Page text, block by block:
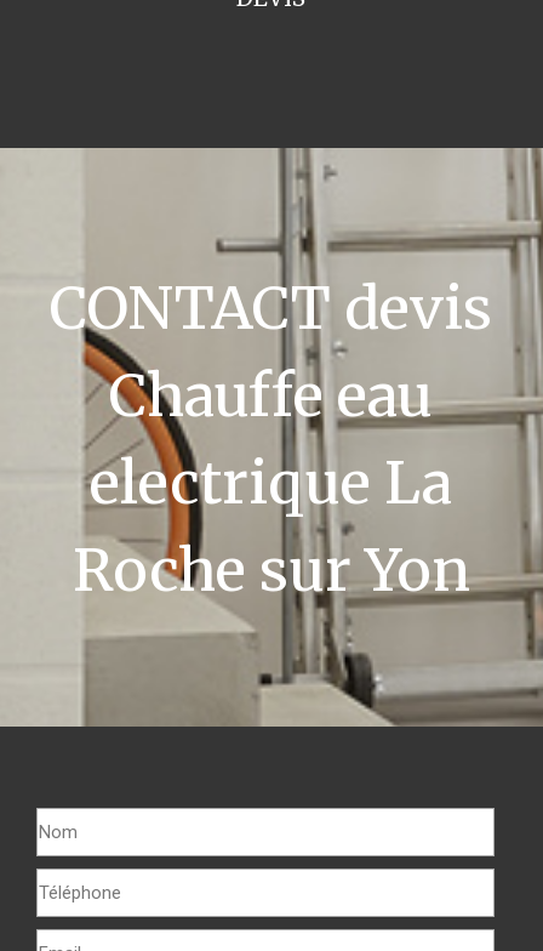
CONTACT devis
Chauffe eau
electrique La
Roche sur Yon